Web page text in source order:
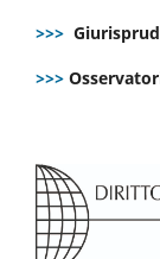
>>>
>>>